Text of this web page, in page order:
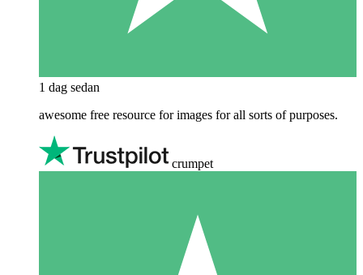
1 dag sedan
awesome free resource for images for all sorts of purposes.
crumpet